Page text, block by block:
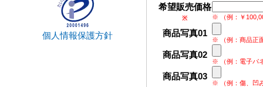
希望販売価格
※ ※ （例：￥
商品写真01
※ （例：商品正
商品写真02
※ （例：電子パ
商品写真03
※ （例：傷、凹
個人情報保護方針